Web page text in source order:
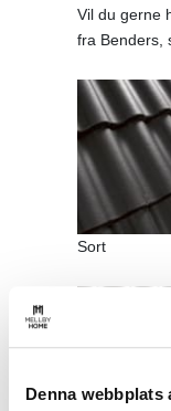
Denna webbplats
Vil du gerne
fra Benders,
Sort